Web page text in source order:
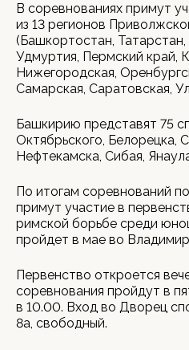
В соревнованиях примут
из 13 регионов
(Башкортостан,
Удмуртия, Пермский край,
Нижегородская,
Самарская, Саратовская,
Башкирию представят 75
Октябрьского, Белорецка,
Нефтекамска, Сибая,
По итогам соревнований
примут участие в
римской борьбе среди
пройдет в мае во
Первенство откроется
соревнования пройдут в
в 10.00. Вход во Дворец
8а, свободный.